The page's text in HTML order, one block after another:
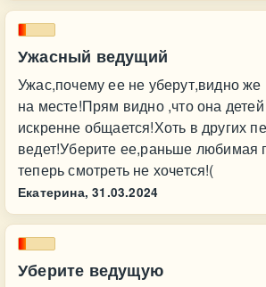
Ужасный ведущий
Ужас,почему ее не уберут,видно же
на месте!Прям видно ,что она
искренне общается!Хоть в других
ведет!Уберите ее,раньше любимая
теперь смотреть не хочется!(
Екатерина, 31.03.2024
Уберите ведущую